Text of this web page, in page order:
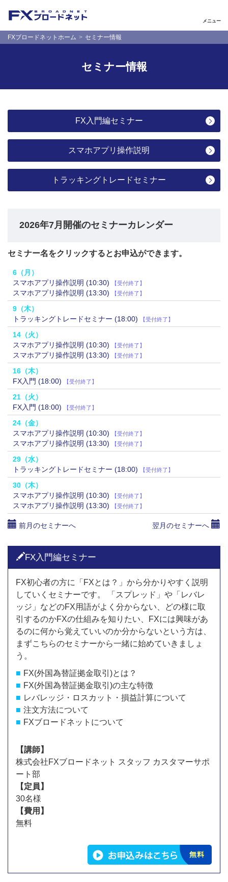
メニュー
FXブロードネットホーム セミナー情報
セミナー情報
FX入門編セミナー
スマホアプリ操作説明
トラッキングトレードセミナー
2026年7月開催のセミナーカレンダー
セミナー名をクリックするとお申込ができます。
6 （月）
スマホアプリ操作説明 (10:30)
【受付終了】
スマホアプリ操作説明 (13:30) 【受付終了】
9 （木）
トラッキングトレードセミナー (18:00)
【受付終了】
14 （火）
スマホアプリ操作説明 (10:30)
【受付終了】
スマホアプリ操作説明 (13:30) 【受付終了】
16 （木）
FX入門 (18:00)
【受付終了】
21 （火）
FX入門 (18:00)
【受付終了】
24 （金）
スマホアプリ操作説明 (10:30)
【受付終了】
スマホアプリ操作説明 (13:30) 【受付終了】
29 （水）
トラッキングトレードセミナー (18:00)
【受付終了】
30 （木）
スマホアプリ操作説明 (10:30)
【受付終了】
スマホアプリ操作説明 (13:30) 【受付終了】
前月のセミナーへ 翌月のセミナーへ
FX入門編セミナー
FX初心者の方に「FXとは？」から分かりやすく説明
していくセミナーです。
「スプレッド」や「レバレ
ッジ」などのFX用語がよく分からない、どの様に取
引するのかFXの仕組みを知りたい、FXには興味があ
るのに何から覚えていいのか分からないという方は、
まずこちらのセミナーから一緒に始めていきましょ
う。
FX(外国為替証拠金取引)とは？
FX(外国為替証拠金取引)の主な特徴
レバレッジ・ロスカット・損益計算について
注文方法について
FXブロードネットについて
【講師】
株式会社FXブロードネット スタッフ カスタマーサポ
ート部
【定員】
30名様
【費用】
無料